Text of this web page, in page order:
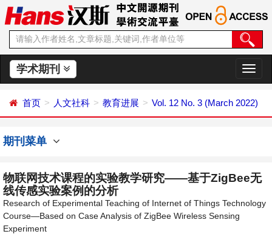
学术期刊
切
换
航
首页 人文社科 教育进展 Vol. 12 No. 3 (March 2022)
期刊菜单
物联网技术课程的实验教学研究——基于ZigBee无
线传感实验案例的分析
Research of Experimental Teaching of Internet of Things Technology
Course—Based on Case Analysis of ZigBee Wireless Sensing
Experiment